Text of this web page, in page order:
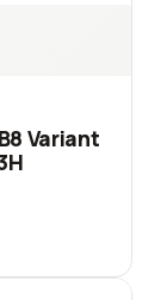
Variant